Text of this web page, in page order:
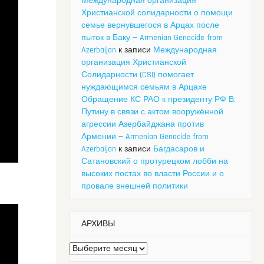
Христианской солидарности о помощи
семье вернувшегося в Арцах после
пыток в Баку — Armenian Genocide from
Azerbaijan к записи Международная
организация Христианской
Солидарности (CSI) помогает
нуждающимся семьям в Арцахе
Обращение КС РАО к президенту РФ В.
Путину в связи с актом вооружённой
агрессии Азербайджана против
Армении — Armenian Genocide from
Azerbaijan к записи Багдасаров и
Сатановский о протурецком лобби на
высоких постах во власти России и о
провале внешней политики
АРХИВЫ
Архивы